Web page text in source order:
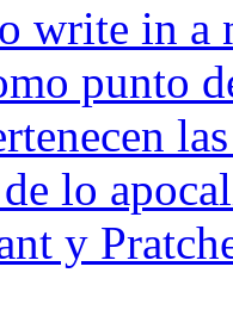
write in a
punto
lo
y